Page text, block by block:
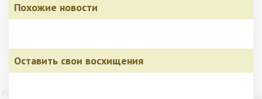
Похожие новости
Оставить свои восхищения